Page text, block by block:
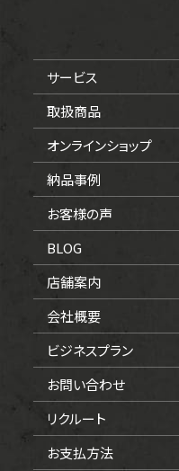
サービス
取扱商品
オンラインショップ
納品事例
お客様の声
BLOG
店舗案内
会社概要
ビジネスプラン
お問い合わせ
リクルート
お支払方法